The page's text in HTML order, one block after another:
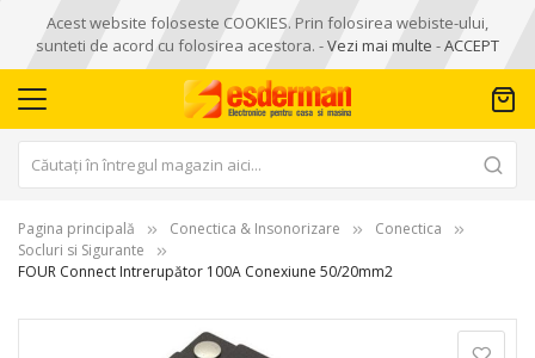
Acest website foloseste COOKIES. Prin folosirea webiste-ului,
sunteti de acord cu folosirea acestora. -Vezi mai multe -ACCEPT
Pagina principală Conectica & Insonorizare
Conectica
Socluri si Sigurante
FOUR Connect Intrerupător 100A Conexiune 50/20mm2